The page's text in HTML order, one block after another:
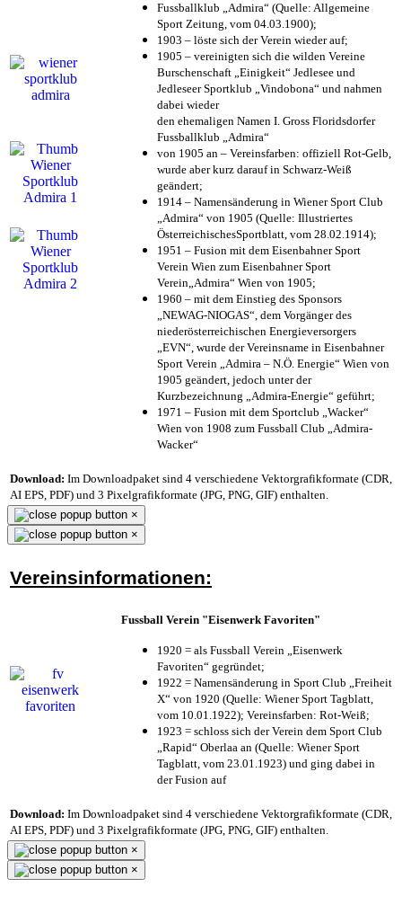
Fussballklub „Admira“ (Quelle: Allgemeine
Sport Zeitung, vom 04.03.1900);
1903 – löste sich der Verein wieder auf;
1905 – vereinigten sich die wilden Vereine
Burschenschaft „Einigkeit“ Jedlesee und
Jedleseer Sportklub „Vindobona“ und nahmen
dabei wieder
den ehemaligen Namen I. Gross Floridsdorfer
Fussballklub „Admira“
von 1905 an – Vereinsfarben: offiziell Rot-Gelb,
wurde aber kurz darauf in Schwarz-Weiß
geändert;
1914 – Namensänderung in Wiener Sport Club
„Admira“ von 1905 (Quelle: Illustriertes
ÖsterreichischesSportblatt, vom 28.02.1914);
1951 – Fusion mit dem Eisenbahner Sport
Verein Wien zum Eisenbahner Sport
Verein„Admira“ Wien von 1905;
1960 – mit dem Einstieg des Sponsors
„NEWAG-NIOGAS“, dem Vorgänger des
niederösterreichischen Energieversorgers
„EVN“, wurde der Vereinsname in Eisenbahner
Sport Verein „Admira – N.Ö. Energie“ Wien von
1905 geändert, jedoch unter der
Kurzbezeichnung „Admira-Energie“ geführt;
1971 – Fusion mit dem Sportclub „Wacker“
Wien von 1908 zum Fussball Club „Admira-
Wacker“
Download: Im Downloadpaket sind 4 verschiedene Vektorgrafikformate (CDR,
AI EPS, PDF) und 3 Pixelgrafikformate (JPG, PNG, GIF) enthalten.
×
×
Vereinsinformationen:
Fussball Verein "Eisenwerk Favoriten"
1920 = als Fussball Verein „Eisenwerk
Favoriten“ gegründet;
1922 = Namensänderung in Sport Club „Freiheit
X“ von 1920 (Quelle: Wiener Sport Tagblatt,
vom 10.01.1922); Vereinsfarben: Rot-Weiß;
1923 = schloss sich der Verein dem Sport Club
„Rapid“ Oberlaa an (Quelle: Wiener Sport
Tagblatt, vom 23.01.1923) und ging dabei in
der Fusion auf
Download: Im Downloadpaket sind 4 verschiedene Vektorgrafikformate (CDR,
AI EPS, PDF) und 3 Pixelgrafikformate (JPG, PNG, GIF) enthalten.
×
×